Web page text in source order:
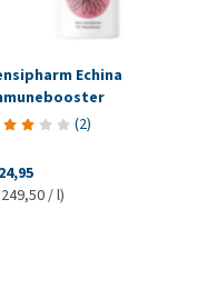
Echina
(2)
/ l)